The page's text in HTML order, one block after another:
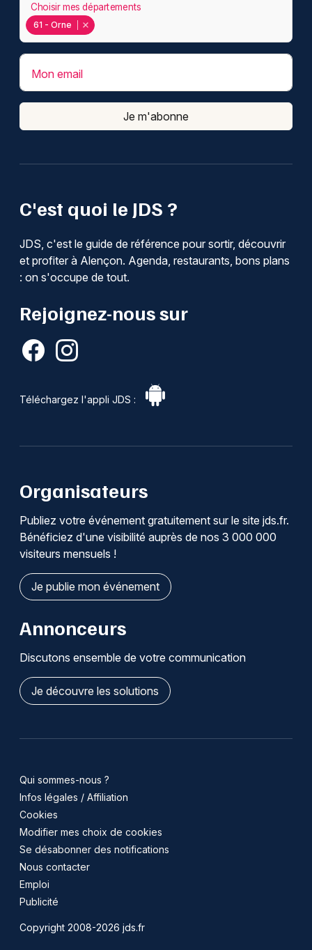
C'est quoi le JDS ?
JDS, c'est le guide de référence pour sortir, découvrir
et profiter à Alençon. Agenda, restaurants, bons plans
: on s'occupe de tout.
Rejoignez-nous sur
Téléchargez l'appli JDS :
61 - Orne
Choisir mes départements
Mon email
Je m'abonne
Organisateurs
Publiez votre événement gratuitement sur le site jds.fr.
Bénéficiez d'une visibilité auprès de nos 3 000 000
visiteurs mensuels !
Je publie mon événement
Annonceurs
Discutons ensemble de votre communication
Je découvre les solutions
Qui sommes-nous ?
Infos légales / Affiliation
Cookies
Modifier mes choix de cookies
Se désabonner des notifications
Nous contacter
Emploi
Publicité
Copyright 2008-2026 jds.fr